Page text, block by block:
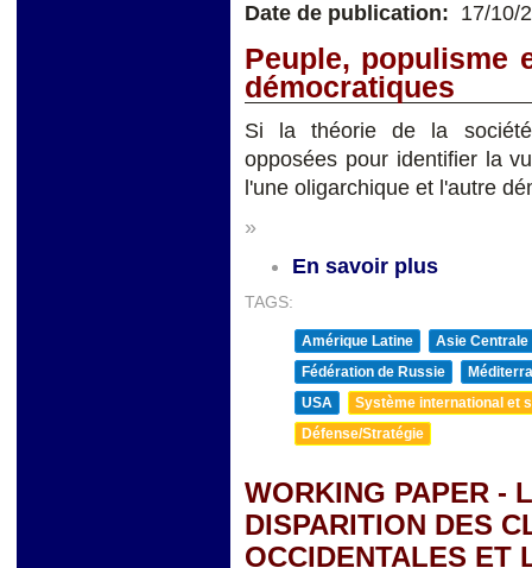
Date de publication: 17/10/
Peuple, populisme
démocratiques
Si la théorie de la
opposées pour identifier la
l'une oligarchique et l'autre
»
En savoir plus
TAGS:
Amérique Latine
Asie Centrale
Fédération de Russie
USA
Système international et
Défense/Stratégie
WORKING PAPER -
DISPARITION DES
OCCIDENTALES ET